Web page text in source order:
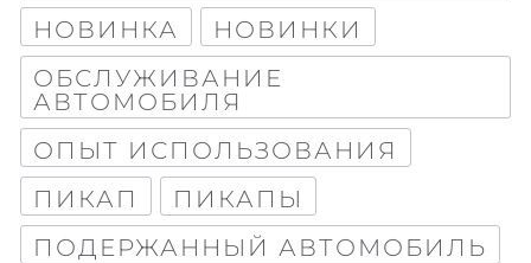
НОВИНКА
НОВИНКИ
ОБСЛУЖИВАНИЕ
АВТОМОБИЛЯ
ОПЫТ ИСПОЛЬЗОВАНИЯ
ПИКАП
ПИКАПЫ
ПОДЕРЖАННЫЙ АВТОМОБИЛЬ
Maximum file size: 100 МБ
ВІДПРАВИТИ